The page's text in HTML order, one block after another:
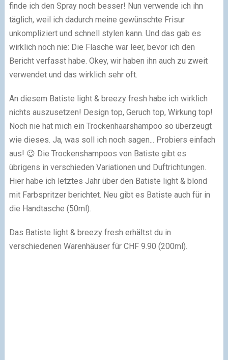
finde ich den Spray noch besser! Nun verwende ich ihn
täglich, weil ich dadurch meine gewünschte Frisur
unkompliziert und schnell stylen kann. Und das gab es
wirklich noch nie: Die Flasche war leer, bevor ich den
Bericht verfasst habe. Okey, wir haben ihn auch zu zweit
verwendet und das wirklich sehr oft.
An diesem Batiste light & breezy fresh habe ich wirklich
nichts auszusetzen! Design top, Geruch top, Wirkung top!
Noch nie hat mich ein Trockenhaarshampoo so überzeugt
wie dieses. Ja, was soll ich noch sagen... Probiers einfach
aus! 😉 Die Trockenshampoos von Batiste gibt es
übrigens in verschieden Variationen und Duftrichtungen.
Hier habe ich letztes Jahr über den Batiste light & blond
mit Farbspritzer berichtet. Neu gibt es Batiste auch für in
die Handtasche (50ml).
Das Batiste light & breezy fresh erhältst du in
verschiedenen Warenhäuser für CHF 9.90 (200ml).